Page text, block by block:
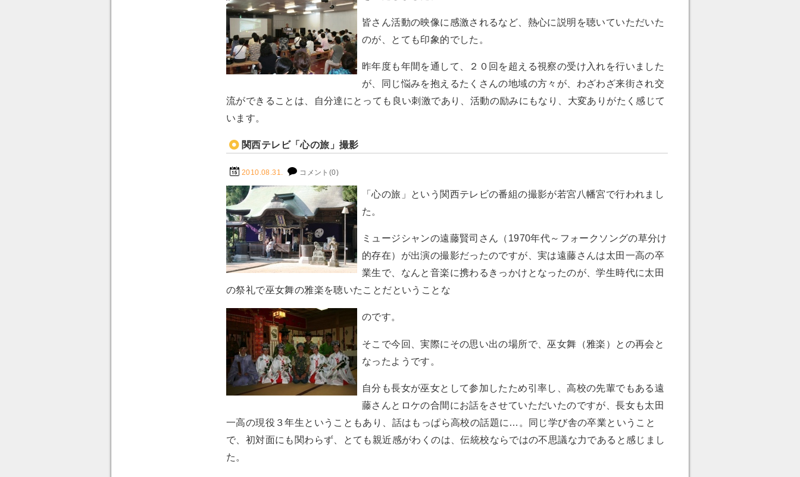
皆さん活動の映像に感激されるなど、熱心に説明を聴いていただいた
のが、とても印象的でした。
昨年度も年間を通して、２０回を超える視察の受け入れを行いました
が、同じ悩みを抱えるたくさんの地域の方々が、わざわざ来街され交
流ができることは、自分達にとっても良い刺激であり、活動の励みにもなり、大変ありがたく感じて
います。
関西テレビ「心の旅」撮影
2010.08.31. コメント(0)
「心の旅」という関西テレビの番組の撮影が若宮八幡宮で行われまし
た。
ミュージシャンの遠藤賢司さん（1970年代～フォークソングの草分け
的存在）が出演の撮影だったのですが、実は遠藤さんは太田一高の卒
業生で、なんと音楽に携わるきっかけとなったのが、学生時代に太田
の祭礼で巫女舞の雅楽を聴いたことだということな
のです。
そこで今回、実際にその思い出の場所で、巫女舞（雅楽）との再会と
なったようです。
自分も長女が巫女として参加したため引率し、高校の先輩でもある遠
藤さんとロケの合間にお話をさせていただいたのですが、長女も太田
一高の現役３年生ということもあり、話はもっぱら高校の話題に…。同じ学び舎の卒業ということ
で、初対面にも関わらず、とても親近感がわくのは、伝統校ならではの不思議な力であると感じまし
た。